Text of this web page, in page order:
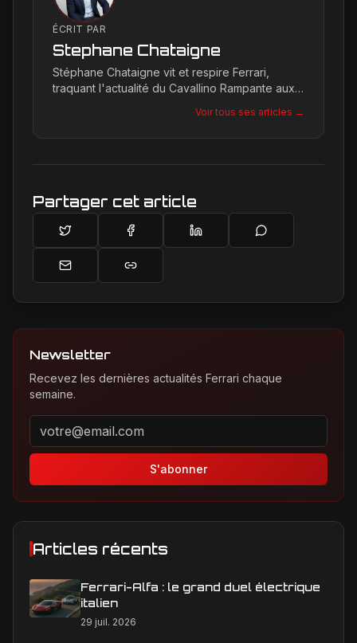
ÉCRIT PAR
Stephane Chataigne
Stéphane Chataigne vit et respire Ferrari,
traquant l'actualité du Cavallino Rampante aux
permet de décrypter les tendances et les
secrets de la marque, offrant une plongée
passionnés.
Voir tous ses articles →
Partager cet article
Newsletter
Recevez les dernières actualités Ferrari chaque
semaine.
Adresse email pour la newsletter
S'abonner
Articles récents
Ferrari-Alfa : le grand duel électrique
italien
29 juil. 2026